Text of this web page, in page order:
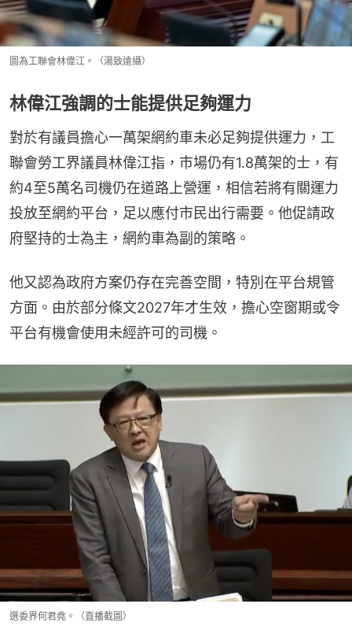
圖為工聯會林偉江。（湯致遠攝）
林偉江強調的士能提供足夠運力
對於有議員擔心一萬架網約車未必足夠提供運力，工
聯會勞工界議員林偉江指，市場仍有1.8萬架的士，有
約4至5萬名司機仍在道路上營運，相信若將有關運力
投放至網約平台，足以應付市民出行需要。他促請政
府堅持的士為主，網約車為副的策略。
他又認為政府方案仍存在完善空間，特別在平台規管
方面。由於部分條文2027年才生效，擔心空窗期或令
平台有機會使用未經許可的司機。
選委界何君堯。（直播截圖）